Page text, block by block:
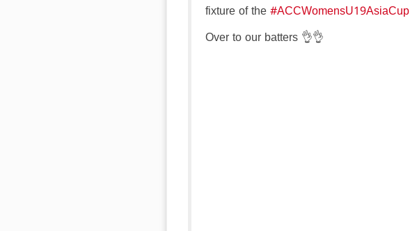
fixture of the #ACCWomensU19AsiaCup
Over to our batters 👌👌